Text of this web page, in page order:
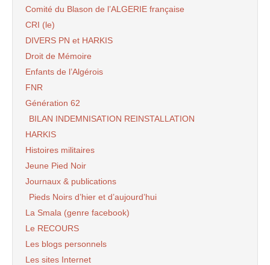
Comité du Blason de l’ALGERIE française
CRI (le)
DIVERS PN et HARKIS
Droit de Mémoire
Enfants de l’Algérois
FNR
Génération 62
BILAN INDEMNISATION REINSTALLATION
HARKIS
Histoires militaires
Jeune Pied Noir
Journaux & publications
Pieds Noirs d’hier et d’aujourd’hui
La Smala (genre facebook)
Le RECOURS
Les blogs personnels
Les sites Internet